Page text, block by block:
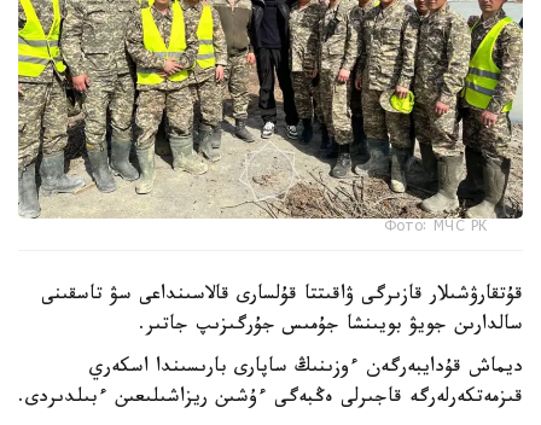
Фото: МЧС РК
قۇتقارۋشىلار قازىرگى ۋاقىتتا قۇلسارى قالاسىنداعى سۋ تاسقىنى
سالدارىن جويۋ بويىنشا جۇمىس جۇرگىزىپ جاتىر.
ديماش قۇدايبەرگەن ءوزىنىڭ ساپارى بارىسىندا اسكەري
قىزمەتكەرلەرگە قاجىرلى ەڭبەگى ءۇشىن ريزاشىلىعىن ءبىلدىردى.